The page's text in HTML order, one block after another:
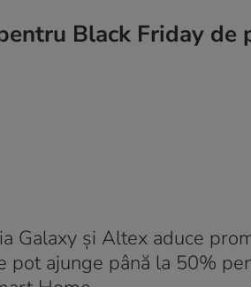
Black Friday de
Galaxy și Altex aduce
pot ajunge până la 50%